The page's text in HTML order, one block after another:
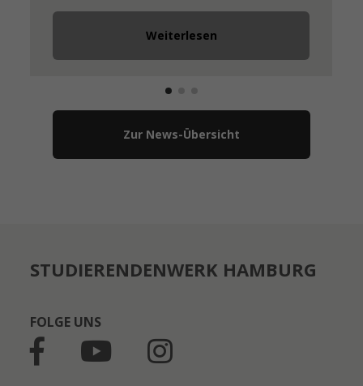
Weiterlesen
Zur News-Übersicht
STUDIERENDENWERK HAMBURG
FOLGE UNS